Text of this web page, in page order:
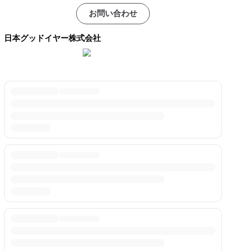
お問い合わせ
日本グッドイヤー株式会社